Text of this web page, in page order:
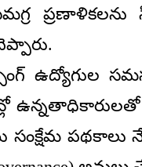
ఉద్యోగుల
పథకాలు